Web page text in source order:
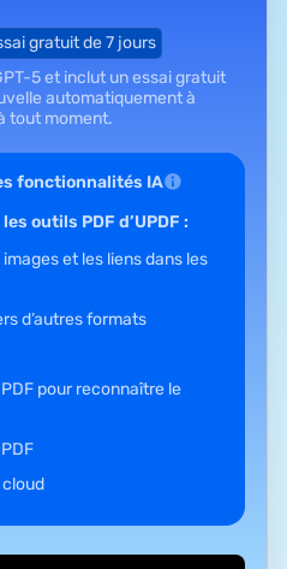
gratuit de 7 jours
5 et inclut un essai gratuit
automatiquement à
tout moment.
fonctionnalités IA
outils PDF d’UPDF :
et les liens dans les
d’autres formats
PDF pour reconnaître le